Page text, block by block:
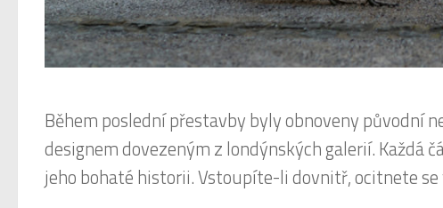
Během poslední přestavby byly obnoveny původní
designem dovezeným z londýnských galerií. Každá
jeho bohaté historii. Vstoupíte-li dovnitř, ocitnete